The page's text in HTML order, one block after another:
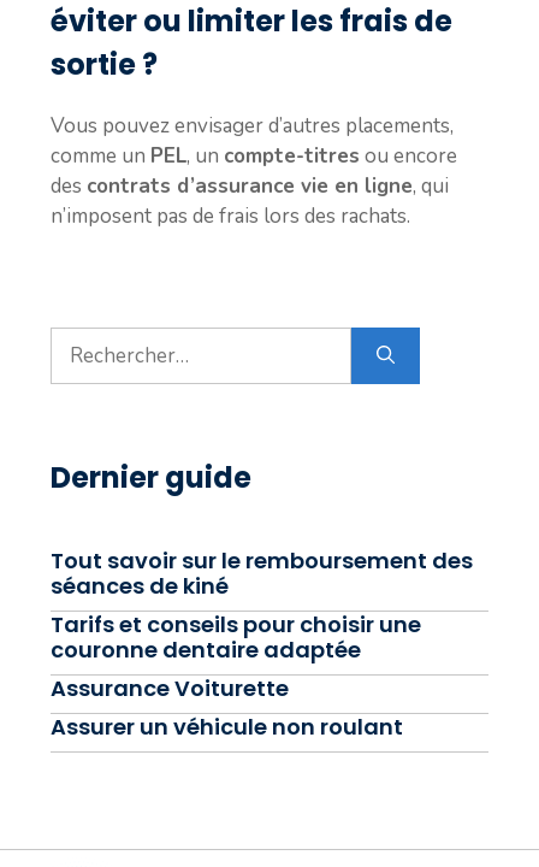
éviter ou limiter les frais de
sortie ?
Vous pouvez envisager d’autres placements,
comme un PEL, un compte-titres ou encore
des contrats d’assurance vie en ligne, qui
n’imposent pas de frais lors des rachats.
Rechercher :
Dernier guide
Tout savoir sur le remboursement des
séances de kiné
Tarifs et conseils pour choisir une
couronne dentaire adaptée
Assurance Voiturette
Assurer un véhicule non roulant